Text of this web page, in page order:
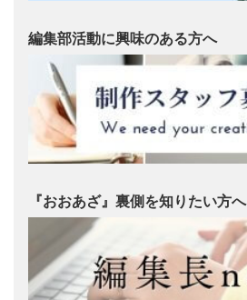
編集部活動に興味のある方へ
『おおあざ』裏側を知りたい方へ